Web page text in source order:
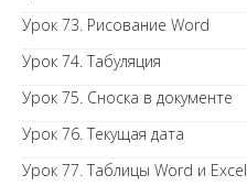
Урок 73. Рисование Word
Урок 74. Табуляция
Урок 75. Сноска в документе
Урок 76. Текущая дата
Урок 77. Таблицы Word и Excel